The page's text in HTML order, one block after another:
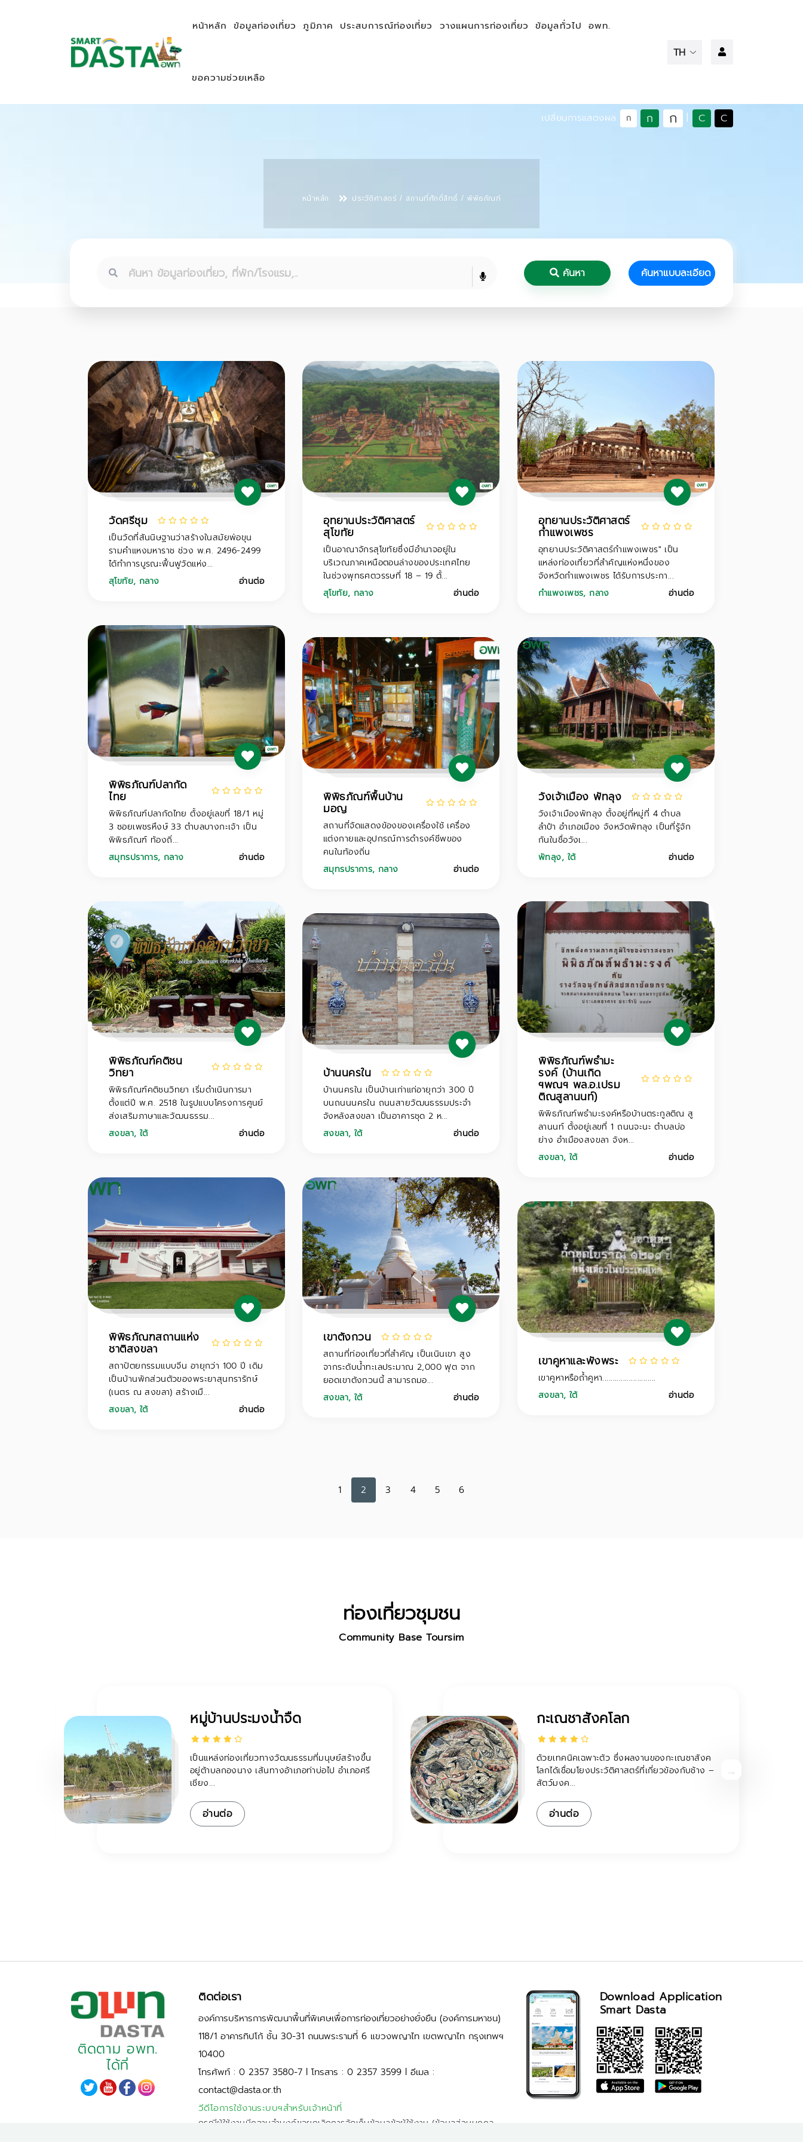
หน้าหลัก ข้อมูลท่องเที่ยว ภูมิภาค ประสบการณ์ท่องเที่ยว วางแผนการท่องเที่ยว ข้อมูลทั่วไป อพท.
ขอความช่วยเหลือ
เปลี่ยนการแสดงผล ก ก ก C C
หน้าหลัก ประวัติศาสตร์ / สถานที่ศักดิ์สิทธิ์ / พิพิธภัณฑ์
ค้นหา ค้นหาแบบละเอียด
วัดศรีชุม
เป็นวัดที่สันนิษฐานว่าสร้างในสมัยพ่อขุน
รามคำแหงมหาราช ช่วง พ.ศ. 2496-2499
ได้ทำการบูรณะฟื้นฟูวัดแห่ง...
สุโขทัย, กลาง อ่านต่อ
อุทยานประวัติศาสตร์
สุโขทัย
เป็นอาณาจักรสุโขทัยซึ่งมีอำนาจอยู่ใน
บริเวณภาคเหนือตอนล่างของประเทศไทย
ในช่วงพุทธศตวรรษที่ 18 – 19 ตั้...
สุโขทัย, กลาง อ่านต่อ
อุทยานประวัติศาสตร์
กำแพงเพชร
อุทยานประวัติศาสตร์กำแพงเพชร" เป็น
แหล่งท่องเที่ยวที่สำคัญแห่งหนึ่งของ
จังหวัดกำแพงเพชร ได้รับการประกา...
กำแพงเพชร,กลาง อ่านต่อ
พิพิธภัณฑ์ปลากัด
ไทย
พิพิธภัณฑ์ปลากัดไทย ตั้งอยู่เลขที่ 18/1 หมู่
3 ซอยเพชรหึงษ์ 33 ตำบลบางกะเจ้า เป็น
พิพิธภัณฑ์ ท้องถิ่...
สมุทรปราการ,กลาง อ่านต่อ
พิพิธภัณฑ์พื้นบ้าน
มอญ
สถานที่จัดแสดงข้องของเครื่องใช้ เครื่อง
แต่งกายและอุปกรณ์การดำรงค์ชีพของ
คนในท้องถิ่น
สมุทรปราการ,กลาง อ่านต่อ
วังเจ้าเมือง พัทลุง
วังเจ้าเมืองพัทลุง ตั้งอยู่ที่หมู่ที่ 4 ตำบล
ลำปำ อำเภอเมือง จังหวัดพัทลุง เป็นที่รู้จัก
กันในชื่อวังเ...
พัทลุง, ใต้ อ่านต่อ
พิพิธภัณฑ์คติชน
วิทยา
พิพิธภัณฑ์คติชนวิทยา เริ่มดำเนินการมา
ตั้งแต่ปี พ.ศ. 2518 ในรูปแบบโครงการศูนย์
ส่งเสริมภาษาและวัฒนธรรม...
สงขลา, ใต้ อ่านต่อ
พิพิธภัณฑ์พธำมะ
รงค์ (บ้านเกิด
ฯพณฯ พล.อ.เปรม
ติณสูลานนท์)
พิพิธภัณฑ์พธำมะรงค์หรือบ้านตระกูลติณ สู
ลานนท์ ตั้งอยู่เลขที่ 1 ถนนจะนะ ตำบลบ่อ
ย่าง อำเมืองสงขลา จังห...
สงขลา, ใต้ อ่านต่อ
บ้านนครใน
บ้านนครใน เป็นบ้านเก่าแก่อายุกว่า 300 ปี
บนถนนนครใน ถนนสายวัฒนธรรมประจำ
จังหลังสงขลา เป็นอาคารชุด 2 ห...
สงขลา, ใต้ อ่านต่อ
พิพิธภัณฑสถานแห่ง
ชาติสงขลา
สถาปัตยกรรมแบบจีน อายุกว่า 100 ปี เดิม
เป็นบ้านพักส่วนตัวของพระยาสุนทรารักษ์
(เนตร ณ สงขลา) สร้างเมื...
สงขลา, ใต้ อ่านต่อ
เขาตังกวน
สถานที่ท่องเที่ยวที่สำคัญ เป็นเนินเขา สูง
จากระดับน้ำทะเลประมาณ 2,000 ฟุต จาก
ยอดเขาตังกวนนี้ สามารถมอ...
สงขลา, ใต้ อ่านต่อ
เขาคูหาและพังพระ
เขาคูหาหรือถ้ำคูหา..........................
สงขลา, ใต้ อ่านต่อ
1 2 3 4 5 6
ท่องเที่ยวชุมชน
Community Base Toursim
สวนดอกไม้ ที เอส เอ
สวนดอกไม้ ที เอส เอ เป็นแหล่งท่องเที่ยวเชิง
เกษตรภายใต้การดูแลของบริษัท Thai Seed and
Agriculture จำ...
อ่านต่อ
ชุมชนอ่าวน้อย
ชุมชนเกษตรกรรมที่มุ่งเน้นเกษตรอินทรีย์ มีไร่
สับปะรดและวิถีประมง ชุมชนร่วมกันจัดกิจกรรมการ
เที่ยวโดยชุ...
อ่านต่อ
ติดตาม อพท.
ได้ที่
ติดต่อเรา
องค์การบริหารการพัฒนาพื้นที่พิเศษเพื่อการท่องเที่ยวอย่างยั่งยืน (องค์การมหาชน)
118/1 อาคารทิปโก้ ชั้น 30-31 ถนนพระรามที่ 6 แขวงพญาไท เขตพญาไท กรุงเทพฯ
10400
โทรศัพท์ : 0 2357 3580-7 l โทรสาร : 0 2357 3599 l อีเมล :
contact@dasta.or.th
วีดีโอการใช้งานระบบฯสำหรับเจ้าหน้าที่
กรณีผู้ใช้งานมีความจำนงค์ขอยกเลิกการจัดเก็บข้อมูลข้อผู้ใช้งาน (ข้อมูลส่วนบุคคล
Download Application
Smart Dasta